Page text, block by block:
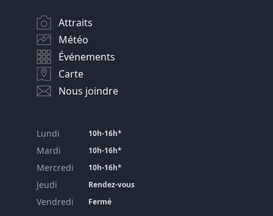
Attraits
Météo
Événements
Carte
Nous joindre
Lundi 10h-16h*
Mardi 10h-16h*
Mercredi 10h-16h*
Jeudi Rendez-vous
Vendredi
Fermé